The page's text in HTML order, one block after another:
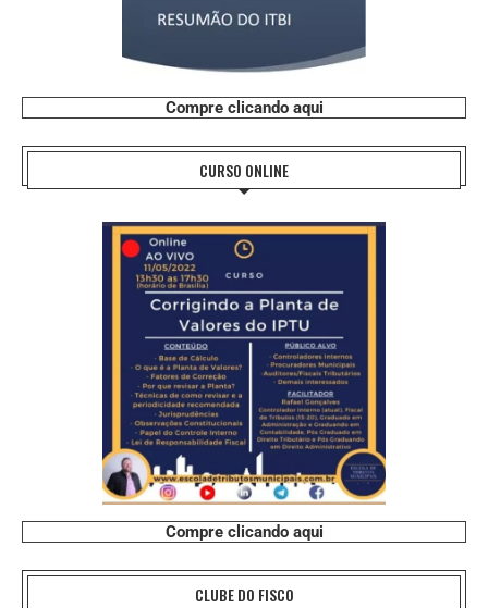
Compre clicando aqui
CURSO ONLINE
Compre clicando aqui
CLUBE DO FISCO